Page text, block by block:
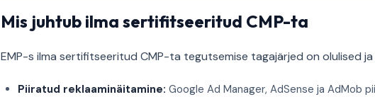
Mis juhtub ilma sertifitseeritud CMP-ta
EMP-s ilma sertifitseeritud CMP-ta tegutsemise tagajärjed on olulised ja
Piiratud reklaaminäitamine: Google Ad Manager, AdSense ja AdMob